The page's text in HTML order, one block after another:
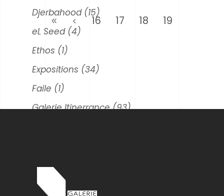
Djerbahood(15)
eL Seed(4)
Ethos (1)
Expositions (34)
Faile (1)
Galerie Itinerrance(93)
Inkman
Inti
(24)
16 17 18 19